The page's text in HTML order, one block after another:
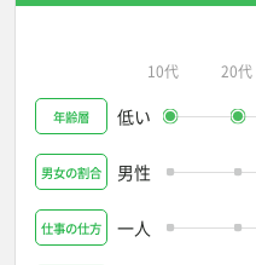
10代 20代
年齢層 低い
男女の割合 男性
仕事の仕方 一人